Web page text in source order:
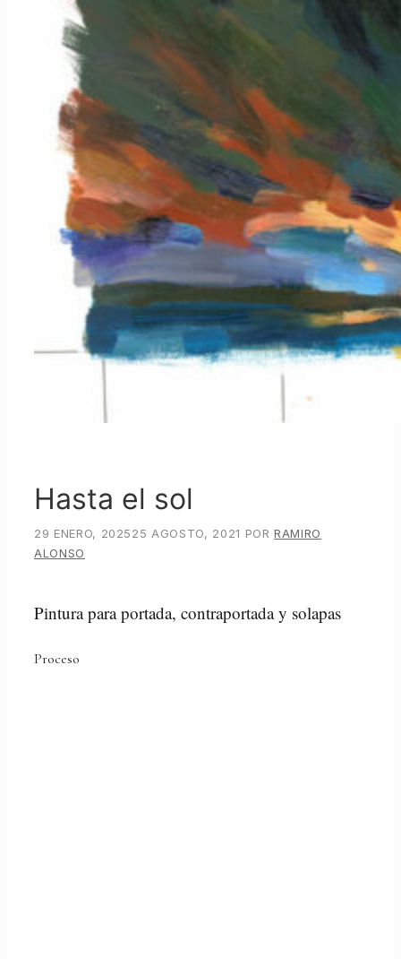
Hasta el sol
29 ENERO, 202525 AGOSTO, 2021 PORRAMIRO
ALONSO
Pintura para portada, contraportada y solapas
Proceso